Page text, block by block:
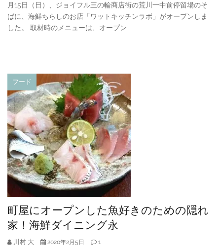
月15日（日）、ジョイフル三の輪商店街の荒川一中前停留場のそ
ばに、海鮮ちらしのお店「ワットキッチンラボ」がオープンしま
した。 取材時のメニューは、オープン
フード
町屋にオープンした魚好きのための隠れ
家！海鮮ダイニング永
川村 大 2020年2月5日 1